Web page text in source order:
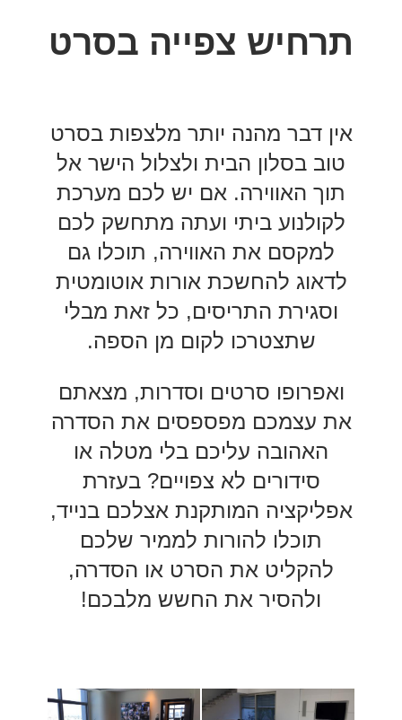
תרחיש צפייה בסרט
אין דבר מהנה יותר מלצפות בסרט
טוב בסלון הבית ולצלול הישר אל
תוך האווירה. אם יש לכם מערכת
לקולנוע ביתי ועתה מתחשק לכם
למקסם את האווירה, תוכלו גם
לדאוג להחשכת אורות אוטומטית
וסגירת התריסים, כל זאת מבלי
שתצטרכו לקום מן הספה.
ואפרופו סרטים וסדרות, מצאתם
את עצמכם מפספסים את הסדרה
האהובה עליכם בלי מטלה או
סידורים לא צפויים? בעזרת
אפליקציה המותקנת אצלכם בנייד,
תוכלו להורות לממיר שלכם
להקליט את הסרט או הסדרה,
ולהסיר את החשש מלבכם!